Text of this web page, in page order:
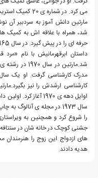
می کرد. در
مارتین دانش آموز به سردبیر آن
شد، همراه با علاقه اش به کمیک
داستان ابرقهرمانیش با نام «مرد
شد.مارتین در
مدرک کارشناسی گرفت. او یک
کارشناسی ارشدش را نیز
اوایل دهه ی 1970
جشنی کوچک در خانه شان در سنتافه
های ازدواج این زوج را هنرمندان
هدیه دادند.